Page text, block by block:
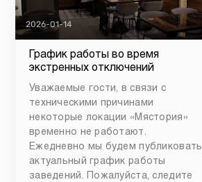
2026-01-14
График работы во время
экстренных отключений
Уважаемые гости, в связи с
техническими причинами
некоторые локации «Мястория»
временно не работают.
Ежедневно мы будем публиковать
актуальный график работы
заведений. Пожалуйста, следите